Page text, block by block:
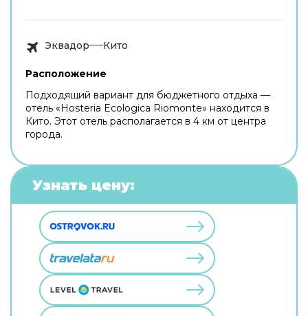
Эквадор Кито
Расположение
Подходящий вариант для бюджетного отдыха —
отель «Hosteria Ecologica Riomonte» находится в
Кито. Этот отель располагается в 4 км от центра
города.
Узнать цену: